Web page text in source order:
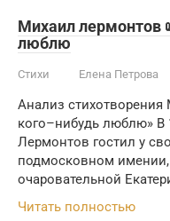
Михаил лермонтов
люблю
Стихи Елена Петрова
Анализ
кого–нибудь люблю» В
Лермонтов гостил у
подмосковном
очаровательной
Читать полностью